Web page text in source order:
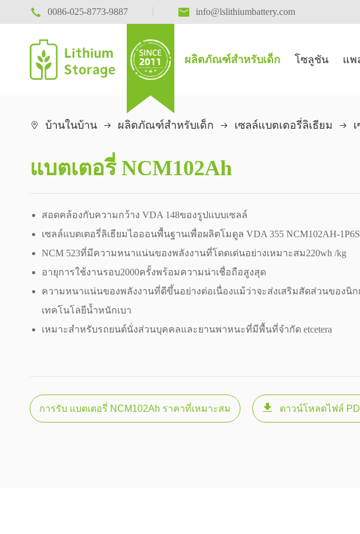
 0086-025-8773-9887  info@lslithiumbattery.com
ผลิตภัณฑ์สำหรับเด็ก โซลูชัน แพ
 บ้านในบ้าน ผลิตภัณฑ์สำหรับเด็ก เซลล์แบตเตอรี่ลิเธียม
แบตเตอรี่ NCM102Ah
สอดคล้องกับความกว้าง VDA 148ของรูปแบบเซลล์
เซลล์แบตเตอรี่ลิเธียมไอออนพื้นฐานเพื่อผลิตโมดูล VDA 355 NCM102AH-1P6S
NCM 523ที่มีความหนาแน่นของพลังงานที่โดดเด่นอย่างเหมาะสม220wh /kg
อายุการใช้งานรอบ2000ครั้งพร้อมความน่าเชื่อถือสูงสุด
ความหนาแน่นของพลังงานที่ดีขึ้นอย่างต่อเนื่องแม้ว่าจะส่งเสริมสัดส่วนของนิก
เทคโนโลยีน้ำหนักเบา
เหมาะสำหรับรถยนต์นั่งส่วนบุคคลและยานพาหนะที่มีพื้นที่จำกัด etcetera
การรับ แบตเตอรี่ NCM102Ah ราคาที่เหมาะสม  ดาวน์โหลดไฟล์